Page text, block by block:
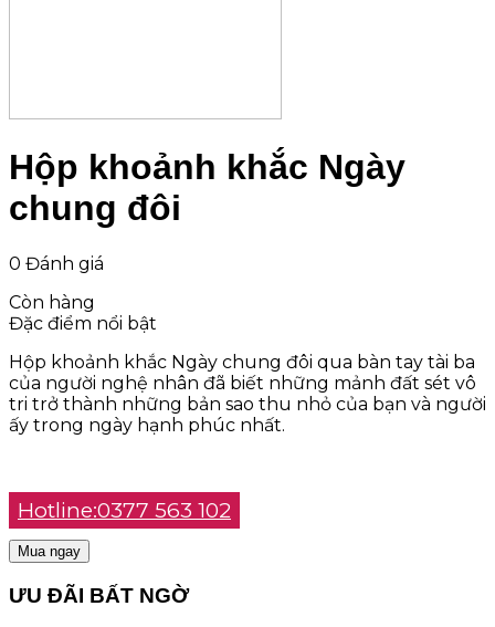
Hộp khoảnh khắc Ngày
chung đôi
0 Đánh giá
Còn hàng
Đặc điểm nổi bật
Hộp khoảnh khắc Ngày chung đôi qua bàn tay tài ba
của người nghệ nhân đã biết những mảnh đất sét vô
tri trở thành những bản sao thu nhỏ của bạn và người
ấy trong ngày hạnh phúc nhất.
Hotline:0377 563 102
Mua ngay
ƯU ĐÃI BẤT NGỜ